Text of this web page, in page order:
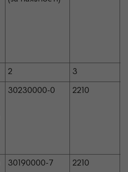
2 3
30230000-0 2210
30190000-7 2210